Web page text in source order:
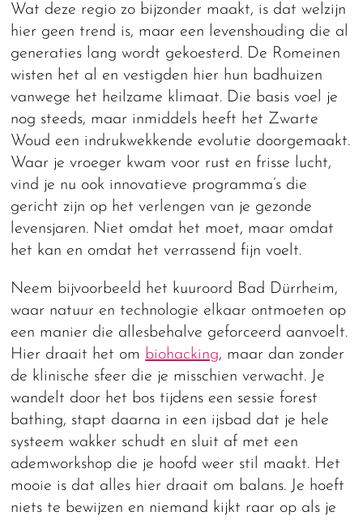
Wat deze regio zo bijzonder maakt, is dat welzijn
hier geen trend is, maar een levenshouding die al
generaties lang wordt gekoesterd. De Romeinen
wisten het al en vestigden hier hun badhuizen
vanwege het heilzame klimaat. Die basis voel je
nog steeds, maar inmiddels heeft het Zwarte
Woud een indrukwekkende evolutie doorgemaakt.
Waar je vroeger kwam voor rust en frisse lucht,
vind je nu ook innovatieve programma’s die
gericht zijn op het verlengen van je gezonde
levensjaren. Niet omdat het moet, maar omdat
het kan en omdat het verrassend fijn voelt.
Neem bijvoorbeeld het kuuroord Bad Dürrheim,
waar natuur en technologie elkaar ontmoeten op
een manier die allesbehalve geforceerd aanvoelt.
Hier draait het om biohacking, maar dan zonder
de klinische sfeer die je misschien verwacht. Je
wandelt door het bos tijdens een sessie forest
bathing, stapt daarna in een ijsbad dat je hele
systeem wakker schudt en sluit af met een
ademworkshop die je hoofd weer stil maakt. Het
mooie is dat alles hier draait om balans. Je hoeft
niets te bewijzen en niemand kijkt raar op als je